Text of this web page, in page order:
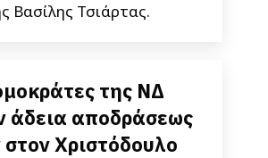
Βασίλης Τσιάρτας.
της ΝΔ
άδεια αποδράσεως
Χριστόδουλο